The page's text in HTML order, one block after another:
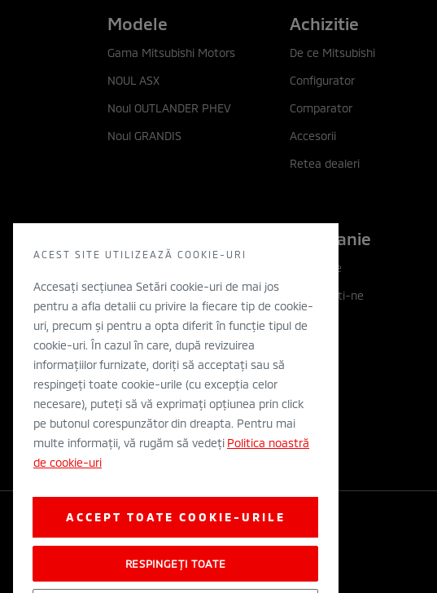
Modele
Gama Mitsubishi Motors
NOUL ASX
Noul OUTLANDER PHEV
Noul GRANDIS
Achizitie
De ce Mitsubishi
Configurator
Comparator
Accesorii
Retea dealeri
Filozofia noastra
Inovatie
Electric
Concept cars
Stiri
Companie
Companie
Contactati-ne
WLTP
ACEST SITE UTILIZEAZĂ COOKIE-URI
Accesați secțiunea Setări cookie-uri de mai jos
pentru a afla detalii cu privire la fiecare tip de cookie-
uri, precum și pentru a opta diferit în funcție tipul de
cookie-uri. În cazul în care, după revizuirea
informațiilor furnizate, doriți să acceptați sau să
respingeți toate cookie-urile (cu excepția celor
necesare), puteți să vă exprimați opțiunea prin click
pe butonul corespunzător din dreapta. Pentru mai
multe informații, vă rugăm să vedeți Politica noastră
de cookie-uri
ACCEPT TOATE COOKIE-URILE
RESPINGEȚI TOATE